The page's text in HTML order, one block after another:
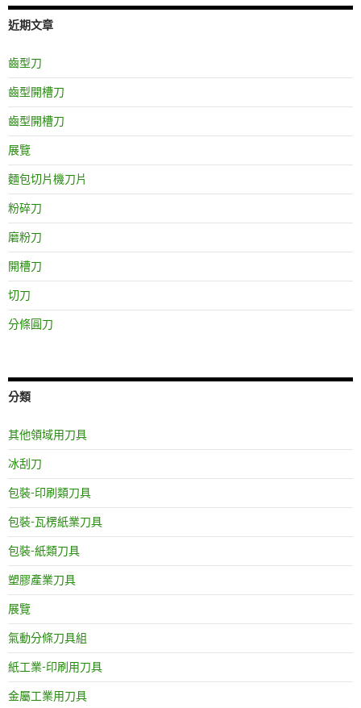
近期文章
齒型刀
齒型開槽刀
齒型開槽刀
展覽
麵包切片機刀片
粉碎刀
磨粉刀
開槽刀
切刀
分條圓刀
分類
其他領域用刀具
冰刮刀
包裝-印刷類刀具
包裝-瓦楞紙業刀具
包裝-紙類刀具
塑膠產業刀具
展覽
氣動分條刀具組
紙工業-印刷用刀具
金屬工業用刀具